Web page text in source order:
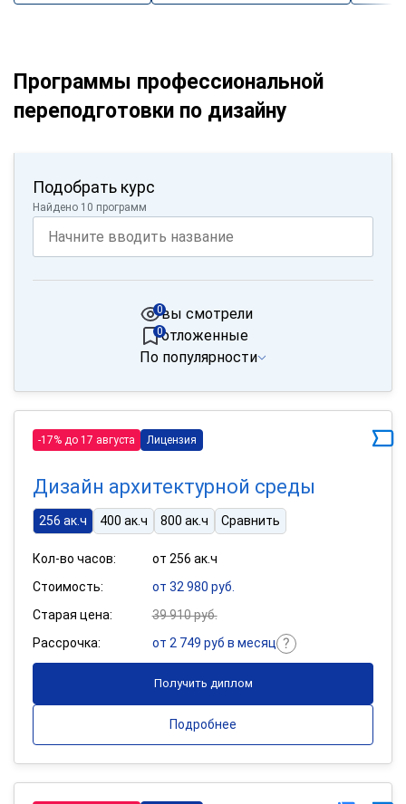
Программы профессиональной
переподготовки по дизайну
Подобрать курс
Найдено 10 программ
вы смотрели
0
отложенные
0
По популярности
-17% до 17 августа Лицензия
Дизайн архитектурной среды
256 ак.ч 400 ак.ч 800 ак.ч Сравнить
Кол-во часов:
от 256 ак.ч
Стоимость:
от 32 980 руб.
Старая цена:
39 910 руб.
Рассрочка:
от 2 749 руб в месяц
Получить диплом
Подробнее